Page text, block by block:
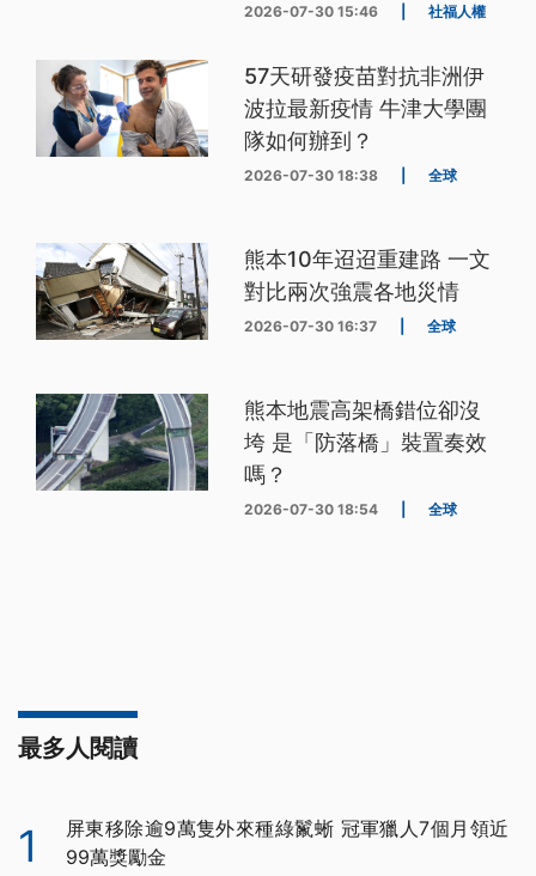
2026-07-30 15:46 社福人權
57天研發疫苗對抗非洲伊
波拉最新疫情 牛津大學團
隊如何辦到？
2026-07-30 18:38 全球
熊本10年迢迢重建路 一文
對比兩次強震各地災情
2026-07-30 16:37 全球
熊本地震高架橋錯位卻沒
垮 是「防落橋」裝置奏效
嗎？
2026-07-30 18:54 全球
最多人閱讀
1
屏東移除逾9萬隻外來種綠鬣蜥 冠軍獵人7個月領近
99萬獎勵金